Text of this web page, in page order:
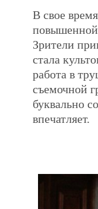
В свое
повышенной
Зрители
стала
работа в
съемочной
буквально
впечатляет.